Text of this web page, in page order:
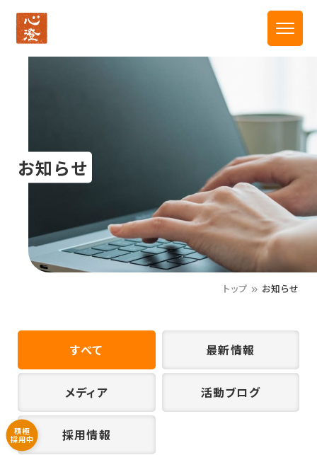
お知らせ
トップ お知らせ
すべて 最新情報
メディア 活動ブログ
採用情報
積極
採用中